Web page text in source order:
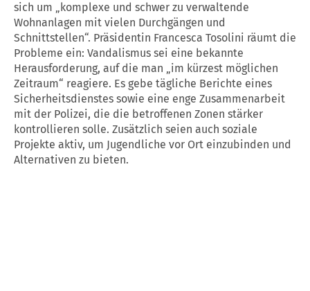
sich um „komplexe und schwer zu verwaltende
Wohnanlagen mit vielen Durchgängen und
Schnittstellen“. Präsidentin Francesca Tosolini räumt die
Probleme ein: Vandalismus sei eine bekannte
Herausforderung, auf die man „im kürzest möglichen
Zeitraum“ reagiere. Es gebe tägliche Berichte eines
Sicherheitsdienstes sowie eine enge Zusammenarbeit
mit der Polizei, die die betroffenen Zonen stärker
kontrollieren solle. Zusätzlich seien auch soziale
Projekte aktiv, um Jugendliche vor Ort einzubinden und
Alternativen zu bieten.